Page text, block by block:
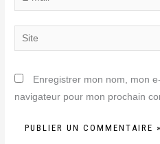
mail*
Site
Enregistrer mon nom, mon
navigateur pour mon prochain